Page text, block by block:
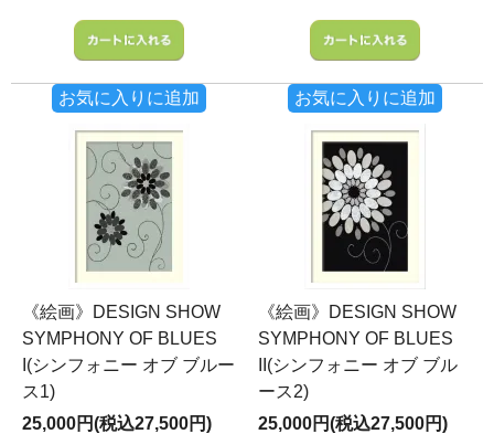
お気に入りに追加 お気に入りに追加
《絵画》DESIGN SHOW
SYMPHONY OF BLUES
I(シンフォニー オブ ブルー
ス1)
25,000円(税込27,500円)
《絵画》DESIGN SHOW
SYMPHONY OF BLUES
II(シンフォニー オブ ブル
ース2)
25,000円(税込27,500円)